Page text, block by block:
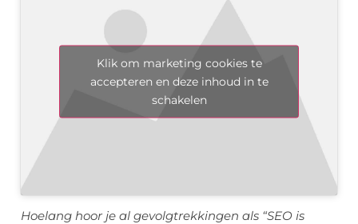
Klik om marketing cookies te
accepteren en deze inhoud in te
schakelen
Hoelang hoor je al gevolgtrekkingen als “SEO is